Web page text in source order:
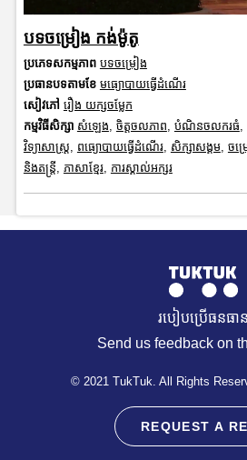
បទចម្រៀង កង់ម៉ូតូ
ប្រភេទសកម្មភាព បទចម្រៀង
ប្រធានបទតាមខែ មធ្យោបាយធ្វើដំណើរ
សៀវភៅ រឿង យក្សចម្លែក
កម្មវិធីសិក្សា សំឡេង, ចិត្តចលភាព, បំណិនចលករធំ,
វិទ្យាសាស្រ្ត, ពធ្យោបាយធ្វើដំណើរ, សិក្សាសង្គម, ចម្
និងតន្ត្រី, ភាសាខ្មែរ, ការស្គាល់អក្សរ
របៀបប្រើធនធាន
Send us feedback on
© 2021 TukTuk. All Rights
REQUEST A